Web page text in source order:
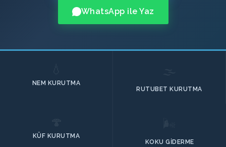
WhatsApp ile Yaz
NEM KURUTMA
RUTUBET KURUTMA
KÜF KURUTMA
KOKU GIDERME